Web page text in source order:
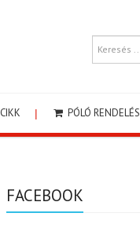
CIKK PÓLÓ RENDELÉS
FACEBOOK